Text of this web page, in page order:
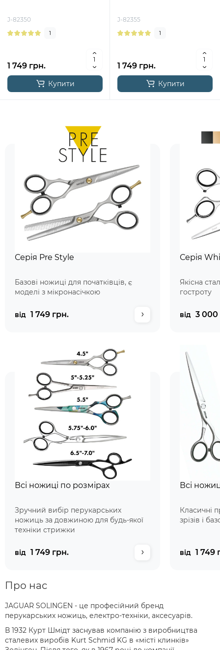
J-82350
1
1 749 грн.
Купити
J-82355
1
1 749 грн.
Купити
Серія Pre Style
Базові ножиці для початківців, є
моделі з мікронасічкою
від 1 749 грн.
Серія
Якісна
гостроту
від 3 000
Всі ножиці по розмірах
Зручний вибір перукарських
ножиць за довжиною для будь-якої
техніки стрижки
від 1 749 грн.
Всі
Класичні
зрізів і
від 1 749
Про нас
JAGUAR SOLINGEN - це професійний бренд
перукарських ножиць, електро-техніки, аксесуарів.
В 1932 Курт Шмідт заснував компанію з виробництва
сталевих виробів Kurt Schmid KG в «місті клинків»